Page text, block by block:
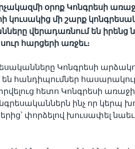
օրոք Կոնգրեսի
կուսակից մի շարք
վերադառնում են իրենց
հարցերի առջեւ։
Կոնգրեսի
հանդիպումներ
հետո Կոնգրեսի
ինչ որ կերպ
փորձելով խուսափել